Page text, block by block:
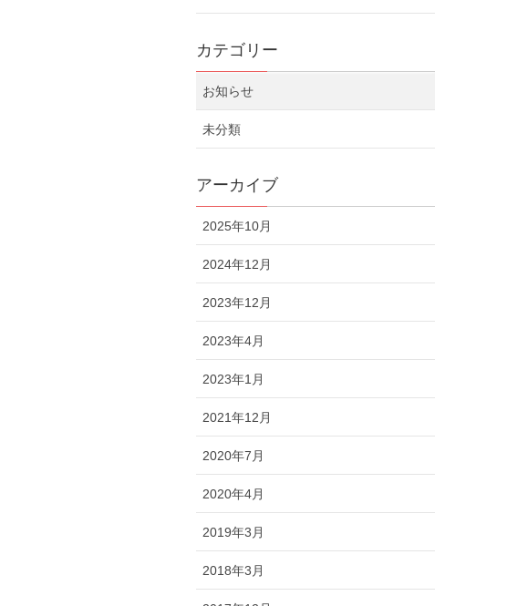
カテゴリー
お知らせ
未分類
アーカイブ
2025年10月
2024年12月
2023年12月
2023年4月
2023年1月
2021年12月
2020年7月
2020年4月
2019年3月
2018年3月